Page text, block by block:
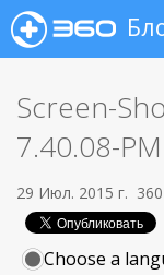
Screen-
7.40.08-PM
29 Июл. 2015 г.
Choose a